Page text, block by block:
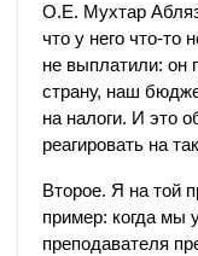
О.Е. Мухтар
что у него что-то
не выплатили: он
страну, наш
на налоги. И это
реагировать на
Второе. Я на той
пример: когда мы
преподавателя